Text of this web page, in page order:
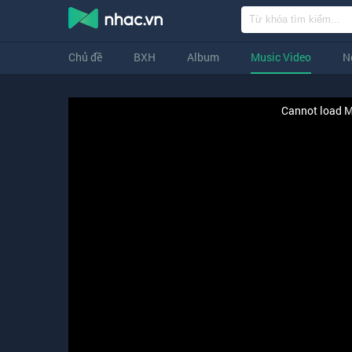
Chủ đề BXH Album Music Video
Cannot load